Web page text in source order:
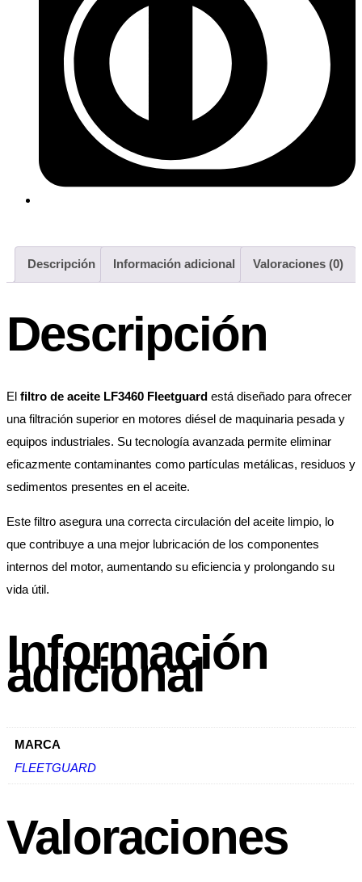
Descripción Información adicional Valoraciones (0)
Descripción
El filtro de aceite LF3460 Fleetguard está diseñado para ofrecer
una filtración superior en motores diésel de maquinaria pesada y
equipos industriales. Su tecnología avanzada permite eliminar
eficazmente contaminantes como partículas metálicas, residuos y
sedimentos presentes en el aceite.
Este filtro asegura una correcta circulación del aceite limpio, lo
que contribuye a una mejor lubricación de los componentes
internos del motor, aumentando su eficiencia y prolongando su
vida útil.
Información
adicional
MARCA
FLEETGUARD
Valoraciones